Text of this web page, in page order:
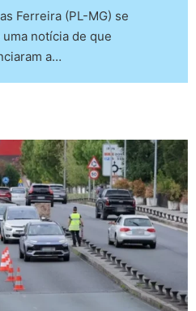
Ferreira (PL-MG) se
notícia de que
a…